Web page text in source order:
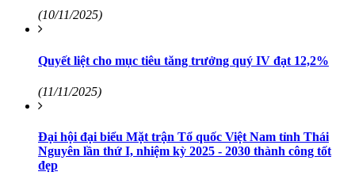
(10/11/2025)
Quyết liệt cho mục tiêu tăng trưởng quý IV đạt 12,2%
(11/11/2025)
Đại hội đại biểu Mặt trận Tổ quốc Việt Nam tỉnh Thái
Nguyên lần thứ I, nhiệm kỳ 2025 - 2030 thành công tốt
đẹp